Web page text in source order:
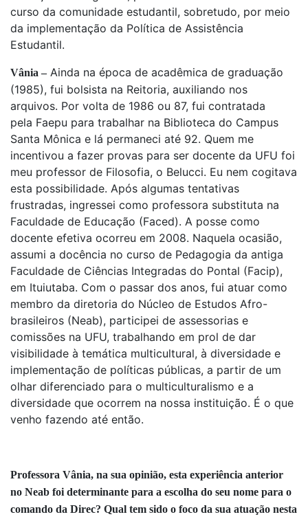
curso da comunidade estudantil, sobretudo, por meio
da implementação da Política de Assistência
Estudantil.
Vânia –Ainda na época de acadêmica de graduação
(1985), fui bolsista na Reitoria, auxiliando nos
arquivos. Por volta de 1986 ou 87, fui contratada
pela Faepu para trabalhar na Biblioteca do Campus
Santa Mônica e lá permaneci até 92. Quem me
incentivou a fazer provas para ser docente da UFU foi
meu professor de Filosofia, o Belucci. Eu nem cogitava
esta possibilidade. Após algumas tentativas
frustradas, ingressei como professora substituta na
Faculdade de Educação (Faced). A posse como
docente efetiva ocorreu em 2008. Naquela ocasião,
assumi a docência no curso de Pedagogia da antiga
Faculdade de Ciências Integradas do Pontal (Facip),
em Ituiutaba. Com o passar dos anos, fui atuar como
membro da diretoria do Núcleo de Estudos Afro-
brasileiros (Neab), participei de assessorias e
comissões na UFU, trabalhando em prol de dar
visibilidade à temática multicultural, à diversidade e
implementação de políticas públicas, a partir de um
olhar diferenciado para o multiculturalismo e a
diversidade que ocorrem na nossa instituição. É o que
venho fazendo até então.
Professora Vânia, na sua opinião, esta experiência anterior
no Neab foi determinante para a escolha do seu nome para o
comando da Direc? Qual tem sido o foco da sua atuação nesta